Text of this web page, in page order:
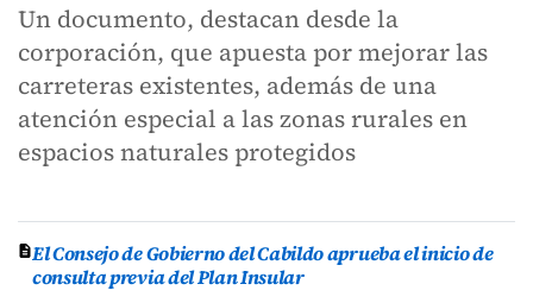
Un documento, destacan desde la
corporación, que apuesta por mejorar las
carreteras existentes, además de una
atención especial a las zonas rurales en
espacios naturales protegidos
El Consejo de Gobierno del Cabildo aprueba el inicio de
consulta previa del Plan Insular